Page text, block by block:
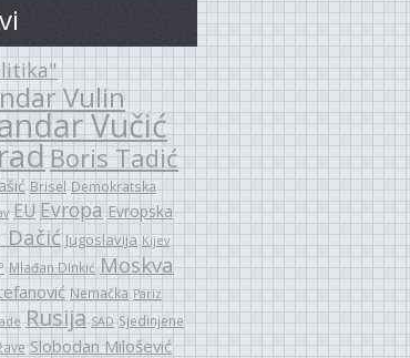
Vulin
Vučić
Boris Tadić
Brisel Demokratska
EU Evropa Evropska
Dačić Jugoslavija Kijev
Mlađan DInkić Moskva
Nemačka Pariz
Rusija SAD Sjedinjene
Slobodan Milošević